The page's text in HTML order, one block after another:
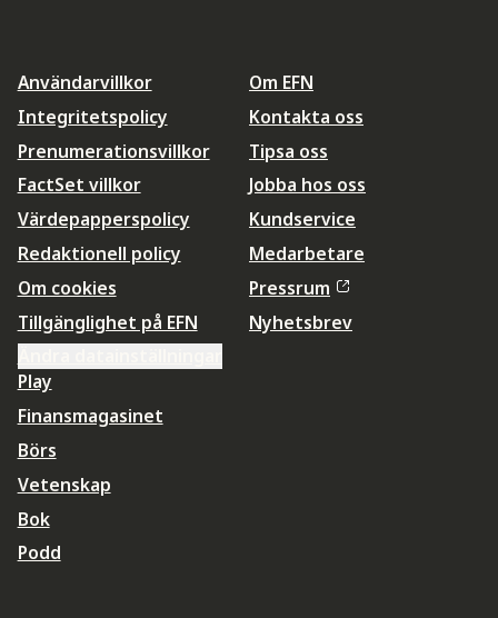
Användarvillkor
Integritetspolicy
Prenumerationsvillkor
FactSet villkor
Värdepapperspolicy
Redaktionell policy
Om cookies
Tillgänglighet på EFN
Om EFN
Kontakta oss
Tipsa oss
Jobba hos oss
Kundservice
Medarbetare
Pressrum
Nyhetsbrev
Play
Finansmagasinet
Börs
Vetenskap
Bok
Podd